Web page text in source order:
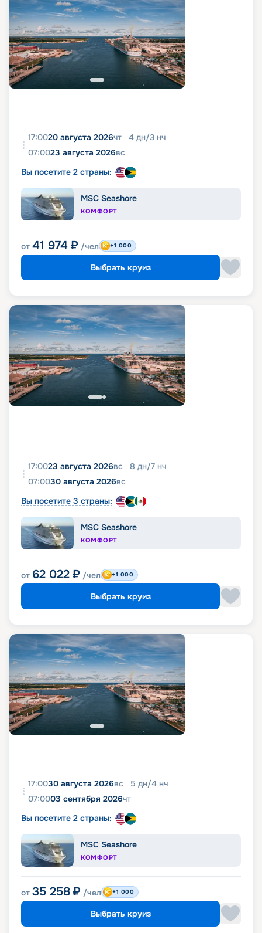
17:0020 августа 2026чт 4 дн/3 нч
07:0023 августа 2026вс
Вы посетите 2 страны:
MSC Seashore
КОМФОРТ
от 41 974 ₽ /чел +1 000
Выбрать круиз
17:0023 августа 2026вс 8 дн/7 нч
07:0030 августа 2026вс
Вы посетите 3 страны:
MSC Seashore
КОМФОРТ
от 62 022 ₽ /чел +1 000
Выбрать круиз
17:0030 августа 2026вс 5 дн/4 нч
07:0003 сентября 2026чт
Вы посетите 2 страны:
MSC Seashore
КОМФОРТ
от 35 258 ₽ /чел +1 000
Выбрать круиз